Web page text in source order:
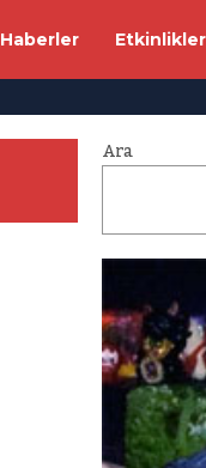
Haberler Etkinlikler
Ara